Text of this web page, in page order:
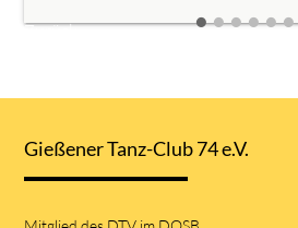
Zurück ••••••
Gießener Tanz-Club 74 e.V.